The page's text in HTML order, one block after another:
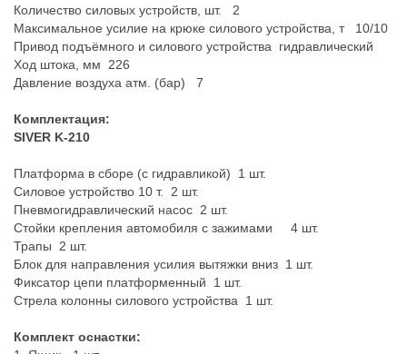
Количество силовых устройств, шт. 2
Максимальное усилие на крюке силового устройства, т 10/10
Привод подъёмного и силового устройства гидравлический
Ход штока, мм 226
Давление воздуха атм. (бар) 7
Комплектация:
SIVER K-210
Платформа в сборе (с гидравликой) 1 шт.
Силовое устройство 10 т. 2 шт.
Пневмогидравлический насос 2 шт.
Стойки крепления автомобиля с зажимами 4 шт.
Трапы 2 шт.
Блок для направления усилия вытяжки вниз 1 шт.
Фиксатор цепи платформенный 1 шт.
Стрела колонны силового устройства 1 шт.
Комплект оснастки: